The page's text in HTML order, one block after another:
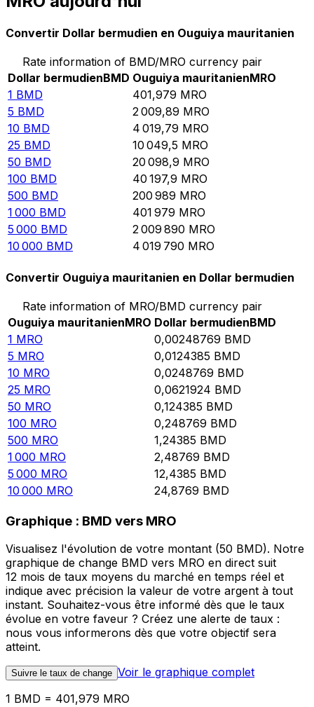
Convertir Dollar bermudien en Ouguiya mauritanien
Rate information of BMD/MRO currency pair
Dollar bermudienBMD Ouguiya mauritanienMRO
1 BMD 401,979 MRO
5 BMD 2 009,89 MRO
10 BMD 4 019,79 MRO
25 BMD 10 049,5 MRO
50 BMD 20 098,9 MRO
100 BMD 40 197,9 MRO
500 BMD 200 989 MRO
1 000 BMD 401 979 MRO
5 000 BMD 2 009 890 MRO
10 000 BMD 4 019 790 MRO
Convertir Ouguiya mauritanien en Dollar bermudien
Rate information of MRO/BMD currency pair
Ouguiya mauritanienMRO Dollar bermudienBMD
1 MRO 0,00248769 BMD
5 MRO 0,0124385 BMD
10 MRO 0,0248769 BMD
25 MRO 0,0621924 BMD
50 MRO 0,124385 BMD
100 MRO 0,248769 BMD
500 MRO 1,24385 BMD
1 000 MRO 2,48769 BMD
5 000 MRO 12,4385 BMD
10 000 MRO 24,8769 BMD
Graphique : BMD vers MRO
Visualisez l'évolution de votre montant (50 BMD). Notre
graphique de change BMD vers MRO en direct suit
12 mois de taux moyens du marché en temps réel et
indique avec précision la valeur de votre argent à tout
instant. Souhaitez-vous être informé dès que le taux
évolue en votre faveur ? Créez une alerte de taux :
nous vous informerons dès que votre objectif sera
atteint.
Suivre le taux de change Voir le graphique complet
1 BMD = 401,979 MRO